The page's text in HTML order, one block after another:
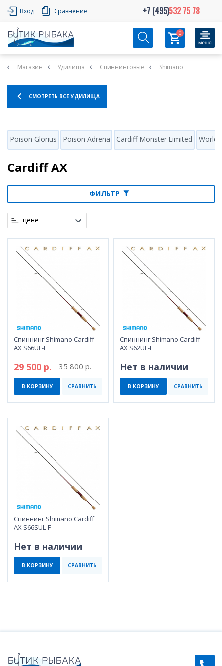
Вход Сравнение +7 (495)532 75 78
0
Магазин Удилища Спиннинговые Shimano
СМОТРЕТЬ ВСЕ УДИЛИЩА
Poison Glorius Poison Adrena Cardiff Monster Limited World
Cardiff AX
ФИЛЬТР
цене
Спиннинг Shimano Cardiff
AX S66UL-F
29 500 р. 35 800 р.
В КОРЗИНУ СРАВНИТЬ
Спиннинг Shimano Cardiff
AX S62UL-F
Нет в наличии
В КОРЗИНУ СРАВНИТЬ
Спиннинг Shimano Cardiff
AX S66SUL-F
Нет в наличии
В КОРЗИНУ СРАВНИТЬ